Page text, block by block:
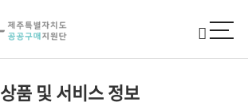
상품 및 서비스 정보